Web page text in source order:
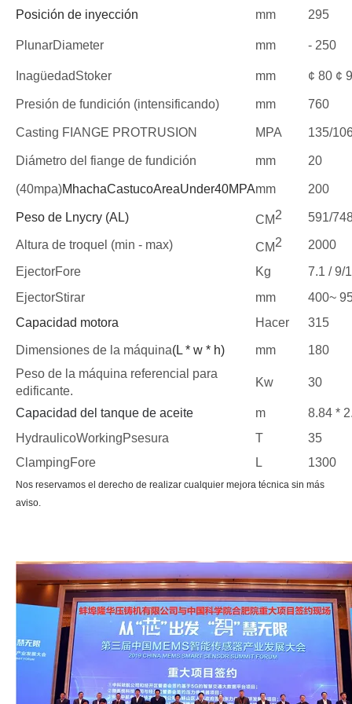
Posición de inyección mm 295
P lunarDiameter mm - 250
nagüedadStoker mm ¢ 80 ¢
Presión de fundición (intensificando) mm 760
Casting FIANGE PROTRUSION MPA 135/
Diámetro del fiange de fundición mm 20
(40mpa)M hachaCastucoAreaUnder40MPAmm 200
Peso de Lnycry (AL) CM2 591/
Altura de troquel (min - max) CM2
2000
EjectorFore Kg
7.1 / 9/
EjectorStirar mm 400~
Capacidad motora
Hacer 315
Dimensiones de la máquina(L * w * h) mm
180
Peso de la máquina referencial para
edificante.
Kw 30
Capacidad del tanque de aceite m
8.84 *
HydraulicoWorkingPsesura T
35
C lampingFore L 1300
Nos reservamos el derecho de realizar cualquier mejora técnica sin más
aviso.